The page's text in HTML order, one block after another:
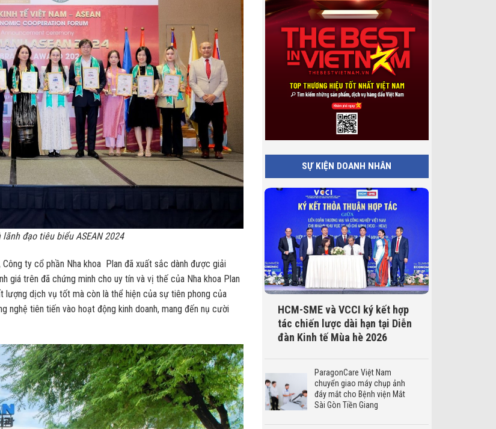
đạo tiêu biểu ASEAN 2024
ty cổ phần Nha khoa Plan đã xuất sắc dành được giải
giá trên đã chứng minh cho uy tín và vị thế của Nha khoa Plan
lượng dịch vụ tốt mà còn là thể hiện của sự tiên phong của
nghệ tiên tiến vào hoạt động kinh doanh, mang đến nụ cười
SỰ KIỆN DOANH NHÂN
HCM-SME và VCCI ký kết hợp
tác chiến lược dài hạn tại Diễn
đàn Kinh tế Mùa hè 2026
ParagonCare Việt Nam
chuyển giao máy chụp ảnh
đáy mắt cho Bệnh viện Mắt
Sài Gòn Tiền Giang